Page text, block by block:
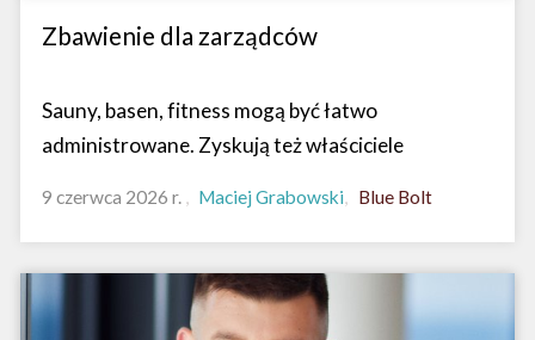
Zbawienie dla zarządców
Sauny, basen, fitness mogą być łatwo
administrowane. Zyskują też właściciele
9 czerwca 2026 r. Maciej Grabowski Blue Bolt